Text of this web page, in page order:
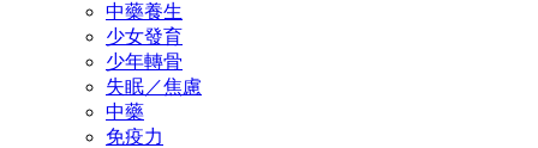
中藥養生
少女發育
少年轉骨
失眠／焦慮
中藥
免疫力